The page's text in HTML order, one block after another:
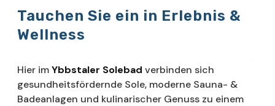
Tauchen Sie ein in Erlebnis &
Wellness
Hier imYbbstaler Solebad verbinden sich
gesundheitsfördernde Sole, moderne Sauna- &
Badeanlagen und kulinarischer Genuss zu einem